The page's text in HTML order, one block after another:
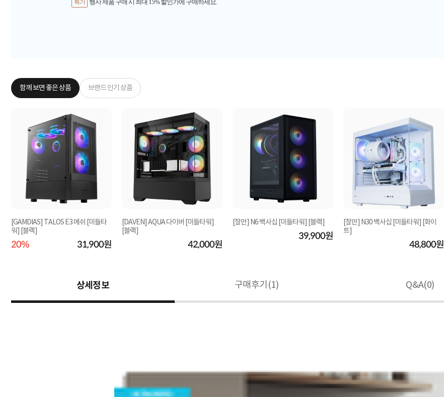
특가 행사 제품 구매 시 최대 15% 할인가에 구매하세요.
함께 보면 좋은 상품 브랜드 인기 상품
[GAMDIAS] TALOS E3 메쉬 [미들타
워] [블랙]
20% 31,900원
[DAVEN] AQUA 다이버 [미들타워]
[블랙]
42,000원
[잘만] N6 백사십 [미들타워] [블랙]
39,900원
[잘만] N30 백사십 [미들타워] [화이
트]
48,800원
상세정보 구매후기(1) Q&A(0)